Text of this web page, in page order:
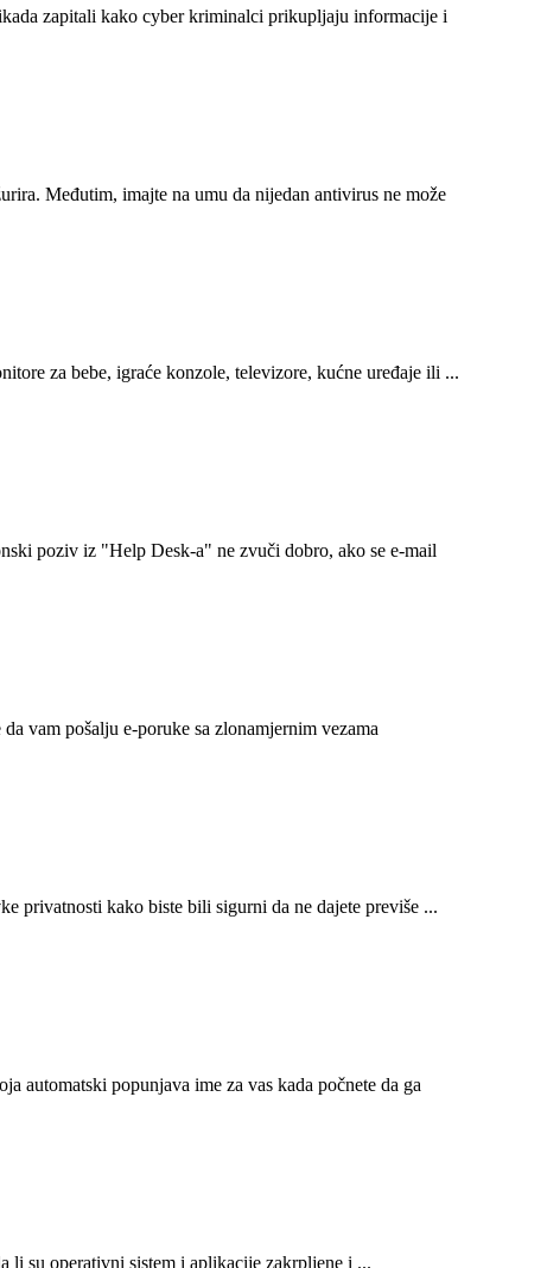
zapitali kako cyber kriminalci prikupljaju informacije i
Međutim, imajte na umu da nijedan antivirus ne može
za bebe, igraće konzole, televizore, kućne uređaje ili ...
poziv iz "Help Desk-a" ne zvuči dobro, ako se e-mail
vam pošalju e-poruke sa zlonamjernim vezama
privatnosti kako biste bili sigurni da ne dajete previše ...
automatski popunjava ime za vas kada počnete da ga
li su operativni sistem i aplikacije zakrpljene i ...